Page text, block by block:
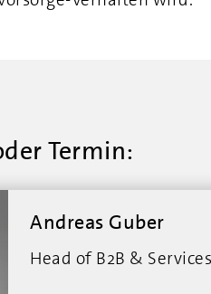
Termin:
Andreas Guber
Head of B2B & Services